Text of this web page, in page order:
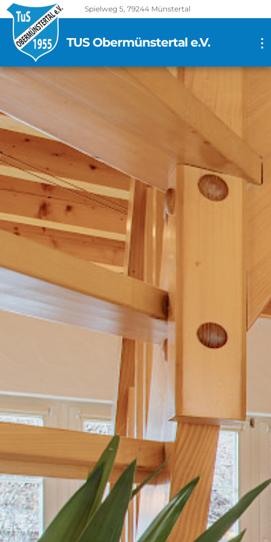
Spielweg 5, 79244 Münstertal
TUS Obermünstertal e.V. ...